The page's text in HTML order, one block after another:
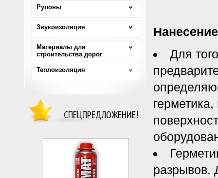
Для
разрывов.
Рулоны
Звукоизоляция
Материалы для
строительства дорог
Теплоизоляция
СПЕЦПРЕДЛОЖЕНИЕ!